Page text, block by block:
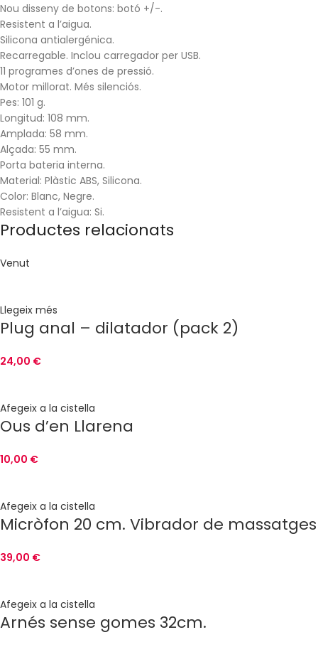
Nou disseny de botons: botó +/-.
Resistent a l’aigua.
Silicona antialergénica.
Recarregable. Inclou carregador per USB.
11 programes d’ones de pressió.
Motor millorat. Més silenciós.
Pes: 101 g.
Longitud: 108 mm.
Amplada: 58 mm.
Alçada: 55 mm.
Porta bateria interna.
Material: Plàstic ABS, Silicona.
Color: Blanc, Negre.
Resistent a l’aigua: Si.
Productes relacionats
Venut
Llegeix més
Plug anal – dilatador (pack 2)
24,00 €
Afegeix a la cistella
Ous d’en Llarena
10,00 €
Afegeix a la cistella
Micròfon 20 cm. Vibrador de massatges
39,00 €
Afegeix a la cistella
Arnés sense gomes 32cm.